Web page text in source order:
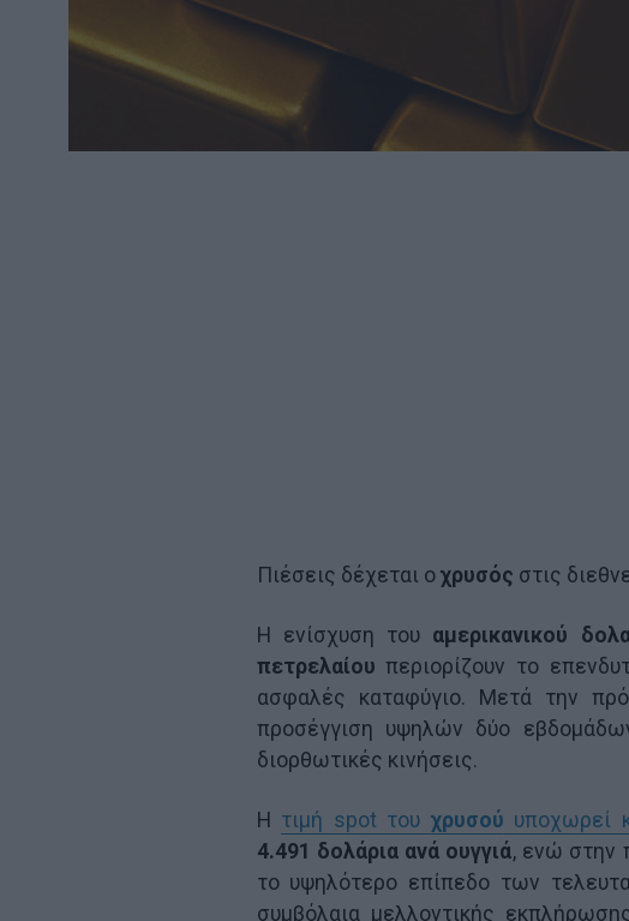
Πιέσεις δέχεται ο χρυσός στις
Η ενίσχυση του αμερικανικού
πετρελαίου περιορίζουν το
ασφαλές καταφύγιο. Μετά την
προσέγγιση υψηλών δύο
διορθωτικές κινήσεις.
Η τιμή spot του χρυσού υποχωρεί
4.491 δολάρια ανά ουγγιά, ενώ στην
το υψηλότερο επίπεδο των
συμβόλαια μελλοντικής